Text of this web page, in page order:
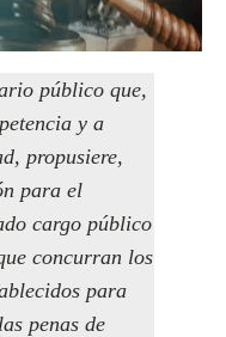
público que,
y a
propusiere,
para el
cargo público
concurran los
para
penas de